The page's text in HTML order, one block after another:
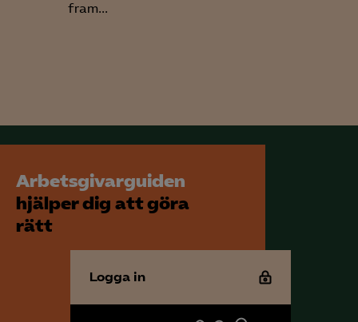
fram...
Arbetsgivarguiden
hjälper dig att göra
rätt
Logga in